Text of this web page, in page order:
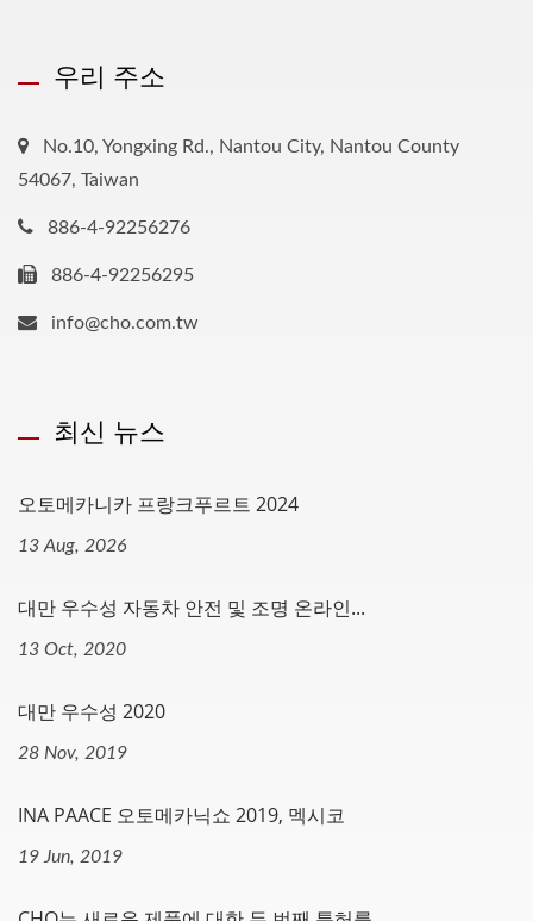
우리 주소
No.10, Yongxing Rd., Nantou City, Nantou County
54067, Taiwan
886-4-92256276
886-4-92256295
info@cho.com.tw
최신 뉴스
오토메카니카 프랑크푸르트 2024
13 Aug, 2026
대만 우수성 자동차 안전 및 조명 온라인...
13 Oct, 2020
대만 우수성 2020
28 Nov, 2019
INA PAACE 오토메카닉쇼 2019, 멕시코
19 Jun, 2019